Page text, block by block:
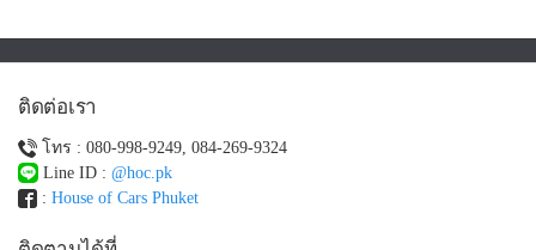
ติดต่อเรา
โทร : 080-998-9249, 084-269-9324
Line ID : @hoc.pk
: House of Cars Phuket